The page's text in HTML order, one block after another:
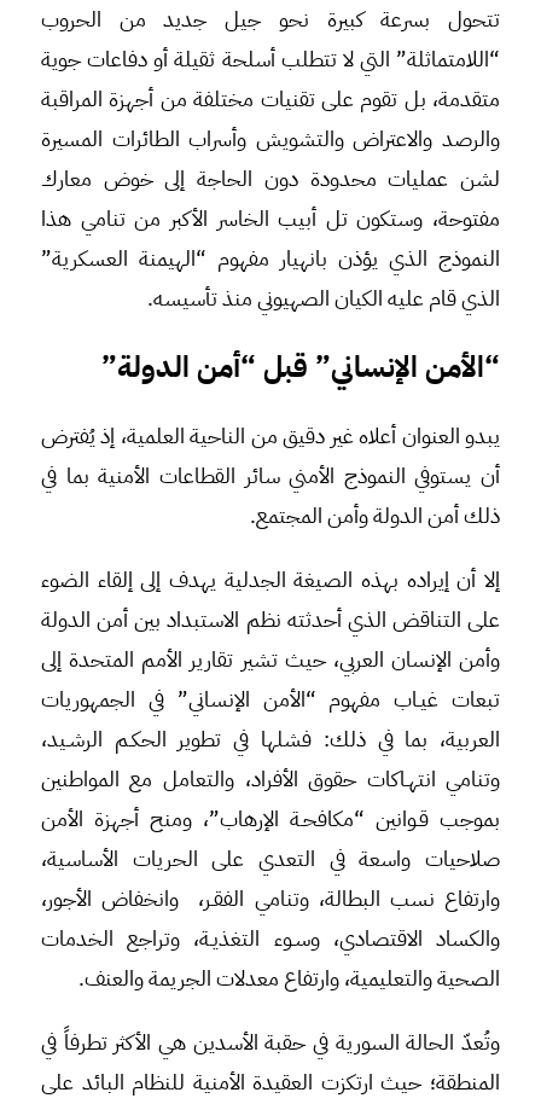
تتحول بسرعة كبيرة نحو جيل جديد من الحروب
“اللامتماثلة” التي لا تتطلب أسلحة ثقيلة أو دفاعات جوية
متقدمة، بل تقوم على تقنيات مختلفة من أجهزة المراقبة
والرصد والاعتراض والتشويش وأسراب الطائرات المسيرة
لشن عمليات محدودة دون الحاجة إلى خوض معارك
مفتوحة، وستكون تل أبيب الخاسر الأكبر من تنامي هذا
النموذج الذي يؤذن بانهيار مفهوم “الهيمنة العسكرية”
الذي قام عليه الكيان الصهيوني منذ تأسيسه.
“الأمن الإنساني” قبل “أمن الدولة”
يبدو العنوان أعلاه غير دقيق من الناحية العلمية، إذ يُفترض
أن يستوفي النموذج الأمني سائر القطاعات الأمنية بما في
ذلك أمن الدولة وأمن المجتمع.
إلا أن إيراده بهذه الصيغة الجدلية يهدف إلى إلقاء الضوء
على التناقض الذي أحدثته نظم الاستبداد بين أمن الدولة
وأمن الإنسان العربي، حيث تشير تقارير الأمم المتحدة إلى
تبعات غيـاب مفهوم “الأمن الإنساني” في الجمهوريات
العربية، بما في ذلك: فشلها في تطوير الحكـم الرشـيد،
وتنامي انتهـاكات حقوق الأفراد، والتعامل مع المواطنين
بموجب قـوانين “مكافحـة الإرهاب”، ومنح أجهزة الأمن
صلاحيات واسعة في التعدي على الحريات الأساسية،
وارتفاع نسب البطالة، وتنامي الفقـر، وانخفاض الأجور،
والكساد الاقتصادي، وسـوء التغذيـة، وتراجع الخدمات
الصحية والتعليمية، وارتفاع معدلات الجريمة والعنف.
وتُعدّ الحالة السورية في حقبة الأسدين هي الأكثر تطرفاً في
المنطقة؛ حيث ارتكزت العقيدة الأمنية للنظام البائد على